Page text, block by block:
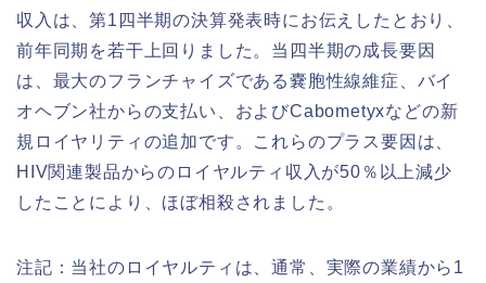
収入は、第1四半期の決算発表時にお伝えしたとおり、
前年同期を若干上回りました。当四半期の成長要因
は、最大のフランチャイズである嚢胞性線維症、バイ
オヘブン社からの支払い、およびCabometyxなどの新
規ロイヤリティの追加です。これらのプラス要因は、
HIV関連製品からのロイヤルティ収入が50％以上減少
したことにより、ほぼ相殺されました。
注記：当社のロイヤルティは、通常、実際の業績から1